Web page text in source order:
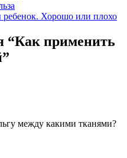
ребенок. Хорошо или плохо
“Как применить
”
между какими тканями?